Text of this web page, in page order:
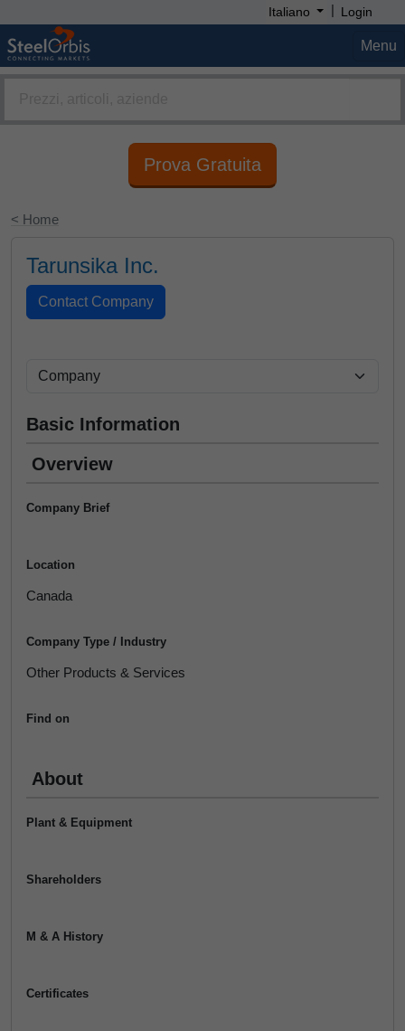
Italiano | Login
Menu
Prova Gratuita
< Home
Tarunsika Inc.
Basic Information
Overview
Company Brief
Location
Canada
Company Type / Industry
Other Products & Services
Find on
About
Plant & Equipment
Shareholders
M & A History
Certificates